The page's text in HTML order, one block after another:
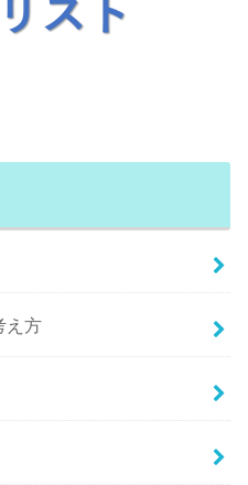
え方